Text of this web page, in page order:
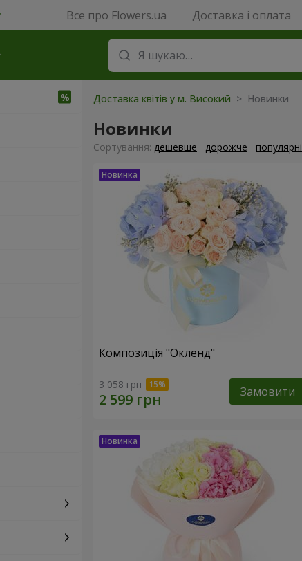
Все про Flowers.ua Доставка і оплата
Доставка квітів у м. Високий > Новинки
Новинки
Сортування: дешевше дорожче популярні
Композиція "Окленд"
3 058 грн Замовити